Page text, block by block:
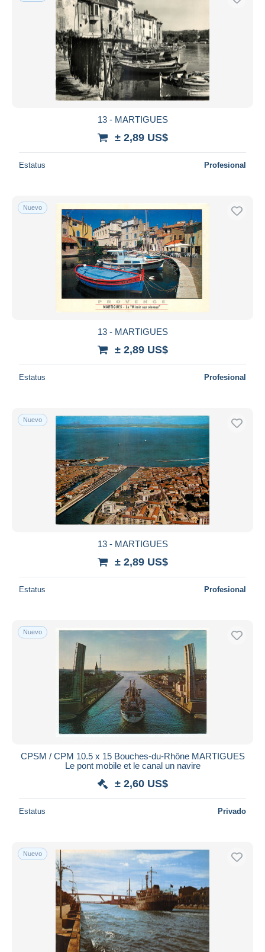
13 - MARTIGUES
± 2,89 US$
Estatus Profesional
Nuevo
13 - MARTIGUES
± 2,89 US$
Estatus Profesional
Nuevo
13 - MARTIGUES
± 2,89 US$
Estatus Profesional
Nuevo
CPSM / CPM 10.5 x 15 Bouches-du-Rhône MARTIGUES
Le pont mobile et le canal un navire
± 2,60 US$
Estatus Privado
Nuevo